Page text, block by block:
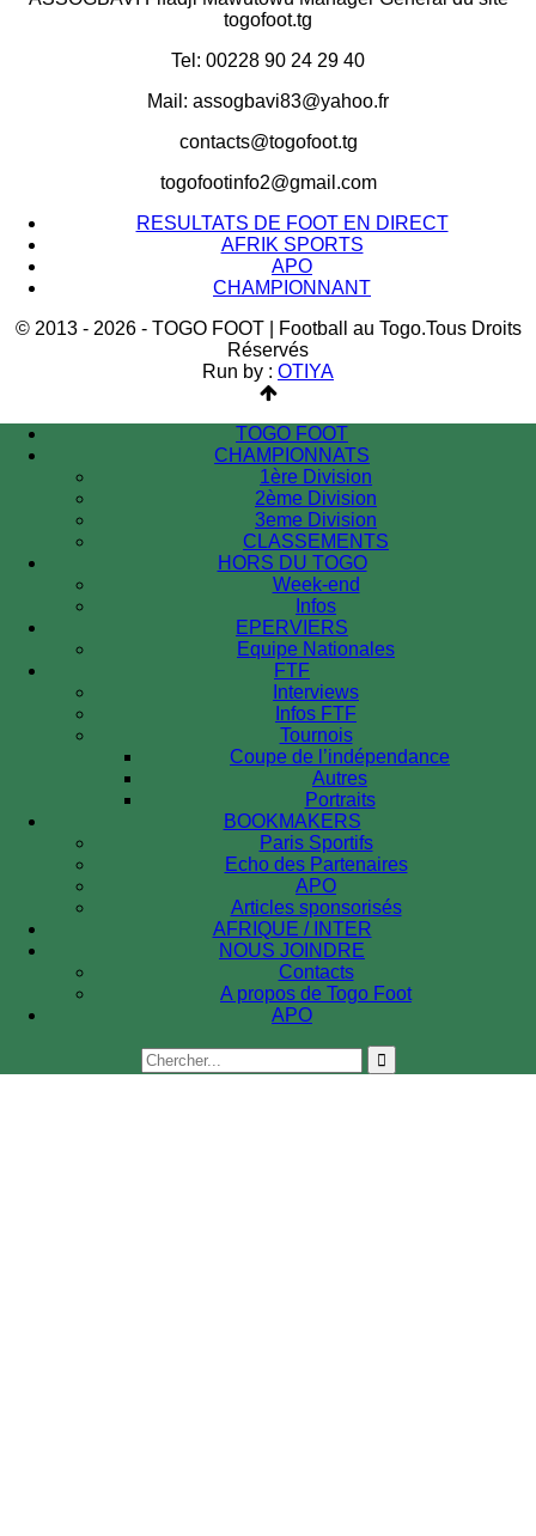
togofoot.tg
Tel: 00228 90 24 29 40
Mail: assogbavi83@yahoo.fr
contacts@togofoot.tg
togofootinfo2@gmail.com
RESULTATS DE FOOT EN DIRECT
AFRIK SPORTS
APO
CHAMPIONNANT
© 2013 - 2026 - TOGO FOOT | Football au Togo.Tous Droits
Réservés
Run by : OTIYA
TOGO FOOT
CHAMPIONNATS
1ère Division
2ème Division
3eme Division
CLASSEMENTS
HORS DU TOGO
Week-end
Infos
EPERVIERS
Equipe Nationales
FTF
Interviews
Infos FTF
Tournois
Coupe de l’indépendance
Autres
Portraits
BOOKMAKERS
Paris Sportifs
Echo des Partenaires
APO
Articles sponsorisés
AFRIQUE / INTER
NOUS JOINDRE
Contacts
A propos de Togo Foot
APO